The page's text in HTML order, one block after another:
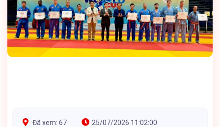
Đã xem: 67 25/07/2026 11:02:00